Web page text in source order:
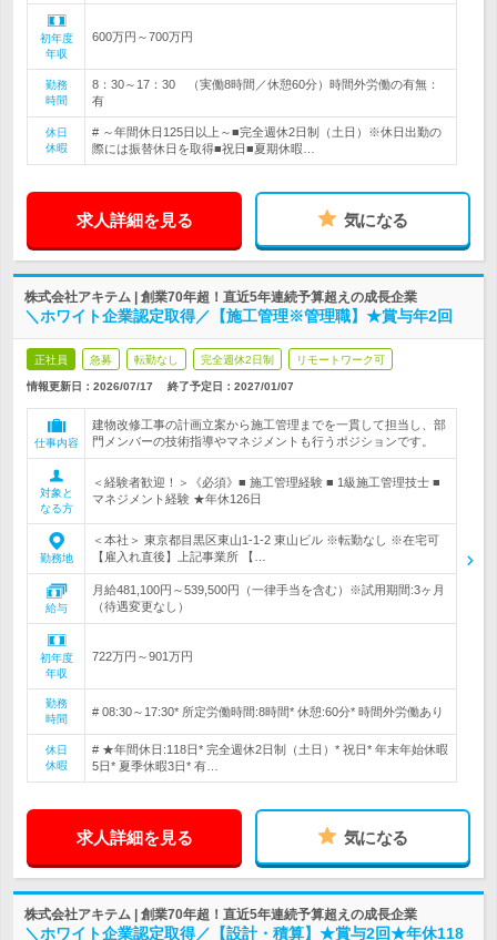
初年度
年収
600万円～700万円
勤務
時間
8：30～17：30 （実働8時間／休憩60分）時間外労働の有無：
有
休日
休暇
# ～年間休日125日以上～■完全週休2日制（土日）※休日出勤の
際には振替休日を取得■祝日■夏期休暇…
求人詳細を見る 気になる
株式会社アキテム | 創業70年超！直近5年連続予算超えの成長企業
＼ホワイト企業認定取得／【施工管理※管理職】★賞与年2回
正社員 急募 転勤なし 完全週休2日制 リモートワーク可
情報更新日：2026/07/17 終了予定日： 2027/01/07
仕事内容
建物改修工事の計画立案から施工管理までを一貫して担当し、部
門メンバーの技術指導やマネジメントも行うポジションです。
対象と
なる方
＜経験者歓迎！＞《必須》■ 施工管理経験 ■ 1級施工管理技士 ■
マネジメント経験 ★年休126日
勤務地
＜本社＞ 東京都目黒区東山1-1-2 東山ビル ※転勤なし ※在宅可
【雇入れ直後】上記事業所 【…
給与
月給481,100円～539,500円（一律手当を含む）※試用期間:3ヶ月
（待遇変更なし）
初年度
年収
722万円～901万円
勤務
時間
# 08:30～17:30* 所定労働時間:8時間* 休憩:60分* 時間外労働あり
休日
休暇
# ★年間休日:118日* 完全週休2日制（土日）* 祝日* 年末年始休暇
5日* 夏季休暇3日* 有…
求人詳細を見る 気になる
株式会社アキテム | 創業70年超！直近5年連続予算超えの成長企業
＼ホワイト企業認定取得／【設計・積算】★賞与2回★年休118